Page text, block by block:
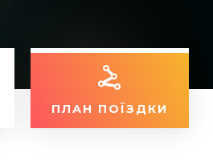
ПЛАН ПОЇЗДКИ